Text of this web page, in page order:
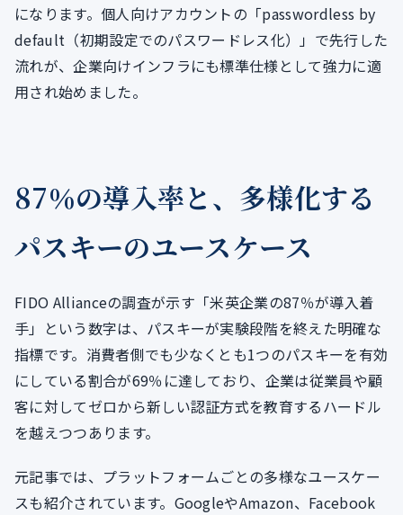
になります。個人向けアカウントの「passwordless by
default（初期設定でのパスワードレス化）」で先行した
流れが、企業向けインフラにも標準仕様として強力に適
用され始めました。
87％の導入率と、多様化する
パスキーのユースケース
FIDO Allianceの調査が示す「米英企業の87％が導入着
手」という数字は、パスキーが実験段階を終えた明確な
指標です。消費者側でも少なくとも1つのパスキーを有効
にしている割合が69％に達しており、企業は従業員や顧
客に対してゼロから新しい認証方式を教育するハードル
を越えつつあります。
元記事では、プラットフォームごとの多様なユースケー
スも紹介されています。GoogleやAmazon、Facebook